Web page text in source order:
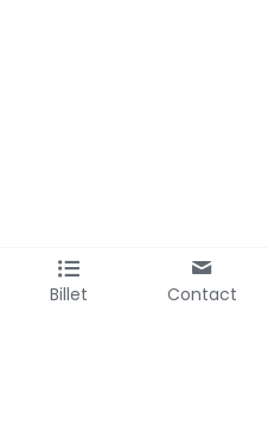
Billet Contact